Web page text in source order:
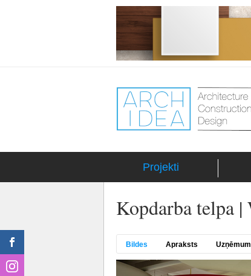
Projekti
Kopdarba telpa
Bildes Apraksts